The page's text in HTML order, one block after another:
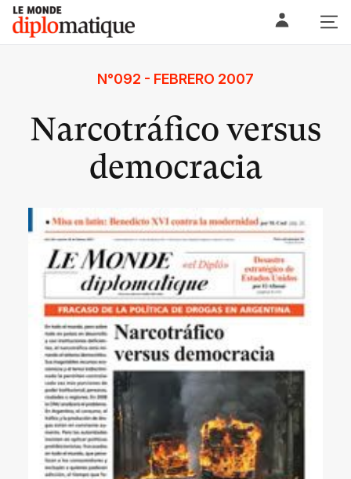
Skip
content
Le monde diplomatique
N°092 - FEBRERO 2007
Narcotráfico versus
democracia